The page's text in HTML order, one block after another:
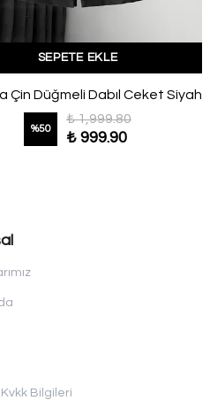
SEPETE EKLE
Çin Düğmeli Dabıl Ceket Siyah
%50
₺ 1,999.80
₺ 999.90
Bilgileri